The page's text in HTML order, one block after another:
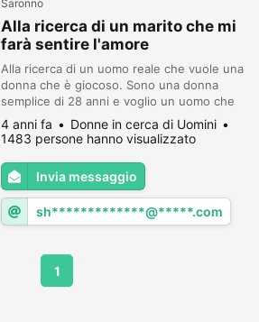
Saronno
Alla ricerca di un marito che mi
farà sentire l'amore
Alla ricerca di un uomo reale che vuole una
donna che è giocoso. Sono una donna
semplice di 28 anni e voglio un uomo che
ha la maturità di non biasimare o criticare
una donna per quello che si sente
4 anni fa
Donne in cerca di Uomini
1483 persone hanno visualizzato
Invia messaggio
sh*************@*****.com
1